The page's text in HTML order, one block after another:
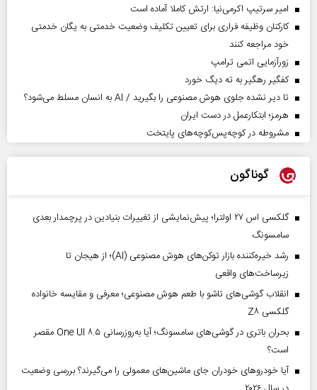
امیر سرتیپ اکرمی‌نیا: ارتش کاملا آماده است
کارکنان وظیفه فراری برای تعیین تکلیف وضعیت خدمتی به یگان خدمتی
خود مراجعه کنند
زورآزمایی اتمی ترامپ
کفگیر رهگیر به ته دیگ خورد
تا دیر نشده جلوی هوش مصنوعی را بگیرید / AI به انسان مسلط می‌شود؟
هرمز؛ ابتکارعمل در دست ایران
مشروطه در کوچه‌پس‌کوچه‌های پایتخت
گوناگون
گلکسی اس ۲۷ اولترا؛ پیش‌نمایشی از تغییرات بنیادین در پرچمدار بعدی
سامسونگ
رشد خیره‌کننده بازار توکن‌های هوش مصنوعی (AI)؛ از هیجان تا
زیرساخت‌های واقعی
انقلاب گوشی‌های تاشو‌ با طعم هوش مصنوعی؛ معرفی و مقایسه خانواده
گلکسی Z۸
بحران باتری در گوشی‌های سامسونگ؛ آیا به‌روزرسانی One UI ۸.۵ مقصر
است؟
آیا خودروهای خودران جای ماشین‌های معمولی را می‌گیرند؟ بررسی وضعیت